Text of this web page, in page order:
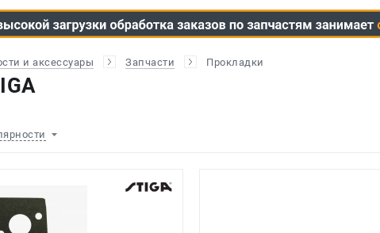
и аксессуары Запчасти Прокладки